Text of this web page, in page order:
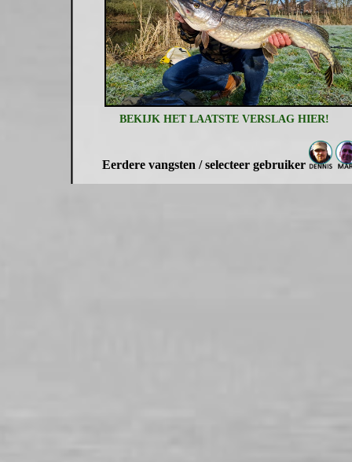
BEKIJK HET LAATSTE VERSLAG HIER!
Eerdere vangsten / selecteer gebruiker